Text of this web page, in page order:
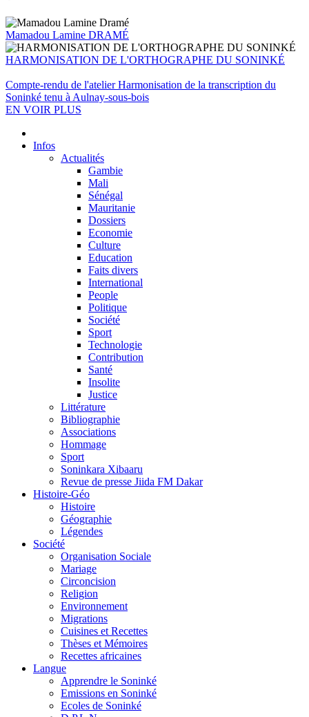
Mamadou Lamine DRAMÉ
HARMONISATION DE L'ORTHOGRAPHE DU SONINKÉ
Compte-rendu de l'atelier Harmonisation de la transcription du
Soninké tenu à Aulnay-sous-bois
EN VOIR PLUS
Infos
Actualités
Gambie
Mali
Sénégal
Mauritanie
Dossiers
Economie
Culture
Education
Faits divers
International
People
Politique
Société
Sport
Technologie
Contribution
Santé
Insolite
Justice
Littérature
Bibliographie
Associations
Hommage
Sport
Soninkara Xibaaru
Revue de presse Jiida FM Dakar
Histoire-Géo
Histoire
Géographie
Légendes
Société
Organisation Sociale
Mariage
Circoncision
Religion
Environnement
Migrations
Cuisines et Recettes
Thèses et Mémoires
Recettes africaines
Langue
Apprendre le Soninké
Emissions en Soninké
Ecoles de Soninké